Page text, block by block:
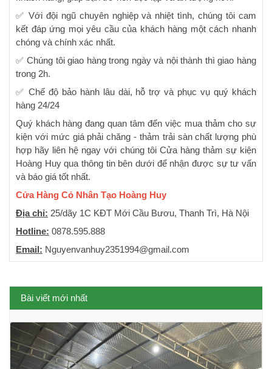
Bài viết mới nhất
✅ Với đội ngũ chuyên nghiệp và nhiệt tình, chúng tôi cam
kết đáp ứng mọi yêu cầu của khách hàng một cách nhanh
chóng và chính xác nhất.
✅ Chúng tôi giao hàng trong ngày và nội thành thì giao hàng
trong 2h.
✅ Chế độ bảo hành lâu dài, hỗ trợ và phục vụ quý khách
hàng 24/24
Quý khách hàng đang quan tâm đến việc mua thảm cho sự
kiện với mức giá phải chăng - thảm trải sàn chất lượng phù
hợp hãy liên hệ ngay với chúng tôi Cửa hàng thảm sự kiện
Hoàng Huy qua thông tin bên dưới để nhận được sự tư vấn
và báo giá tốt nhất.
Cửa Hàng Cỏ Nhân Tạo Hoàng Huy
Địa chỉ: 25/dãy 1C KĐT Mới Cầu Bươu, Thanh Trì, Hà Nội
Hotline: 0878.595.888
Email: Nguyenvanhuy2351994@gmail.com